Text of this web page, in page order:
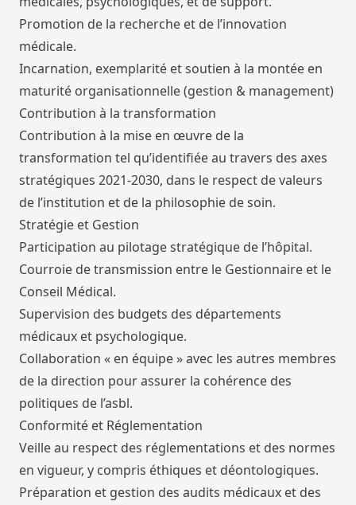
Promotion de la recherche et de l’innovation
médicale.
Incarnation, exemplarité et soutien à la montée en
maturité organisationnelle (gestion & management)
Contribution à la transformation
Contribution à la mise en œuvre de la
transformation tel qu’identifiée au travers des axes
stratégiques 2021-2030, dans le respect de valeurs
de l’institution et de la philosophie de soin.
Stratégie et Gestion
Participation au pilotage stratégique de l’hôpital.
Courroie de transmission entre le Gestionnaire et le
Conseil Médical.
Supervision des budgets des départements
médicaux et psychologique.
Collaboration « en équipe » avec les autres membres
de la direction pour assurer la cohérence des
politiques de l’asbl.
Conformité et Réglementation
Veille au respect des réglementations et des normes
en vigueur, y compris éthiques et déontologiques.
Préparation et gestion des audits médicaux et des